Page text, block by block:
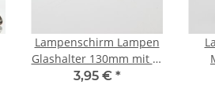
Lampenschirm Lampen
Glashalter 130mm mit 3-
fach Feder für alle E14
3,95 € *